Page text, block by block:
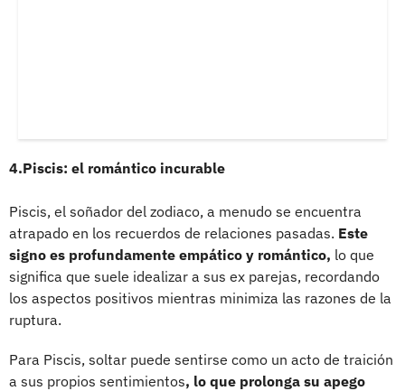
4.Piscis: el romántico incurable
Piscis, el soñador del zodiaco, a menudo se encuentra
atrapado en los recuerdos de relaciones pasadas. Este
signo es profundamente empático y romántico, lo que
significa que suele idealizar a sus ex parejas, recordando
los aspectos positivos mientras minimiza las razones de la
ruptura.
Para Piscis, soltar puede sentirse como un acto de traición
a sus propios sentimientos, lo que prolonga su apego